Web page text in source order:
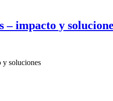
– impacto y
y soluciones